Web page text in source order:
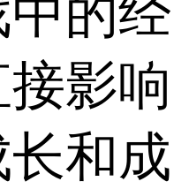
的经
影响
和成